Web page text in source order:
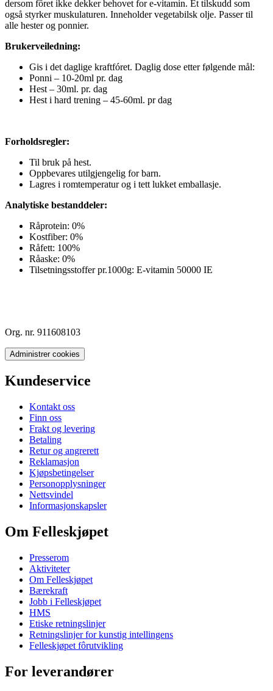
dersom fôret ikke dekker behovet for e-vitamin. Et tilskudd som
også styrker muskulaturen. Inneholder vegetabilsk olje. Passer til
alle hester og ponnier.
Brukerveiledning:
Gis i det daglige kraftfóret. Daglig dose etter følgende mål:
Ponni – 10-20ml pr. dag
Hest – 30ml. pr. dag
Hest i hard trening – 45-60ml. pr dag
Forholdsregler:
Til bruk på hest.
Oppbevares utilgjengelig for barn.
Lagres i romtemperatur og i tett lukket emballasje.
Analytiske bestanddeler:
Råprotein: 0%
Kostfiber: 0%
Råfett: 100%
Råaske: 0%
Tilsetningsstoffer pr.1000g: E-vitamin 50000 IE
Org. nr. 911608103
Administrer cookies
Kundeservice
Kontakt oss
Finn oss
Frakt og levering
Betaling
Retur og angrerett
Reklamasjon
Kjøpsbetingelser
Personopplysninger
Nettsvindel
Informasjonskapsler
Om Felleskjøpet
Presserom
Aktiviteter
Om Felleskjøpet
Bærekraft
Jobb i Felleskjøpet
HMS
Etiske retningslinjer
Retningslinjer for kunstig intellingens
Felleskjøpet fôrutvikling
For leverandører